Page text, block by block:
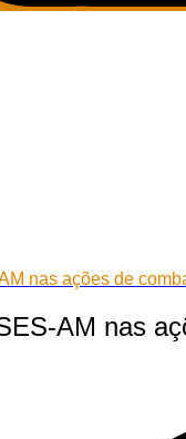
nas ações de
AM nas